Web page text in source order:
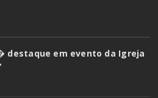
destaque em evento da Igreja